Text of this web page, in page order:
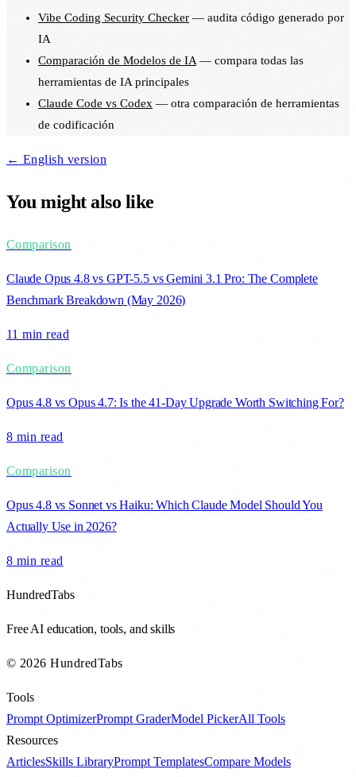
Vibe Coding Security Checker — audita código generado por
IA
Comparación de Modelos de IA— compara todas las
herramientas de IA principales
Claude Code vs Codex — otra comparación de herramientas
de codificación
← English version
You might also like
Comparison
Claude Opus 4.8 vs GPT-5.5 vs Gemini 3.1 Pro: The Complete
Benchmark Breakdown (May 2026)
11 min read
Comparison
Opus 4.8 vs Opus 4.7: Is the 41-Day Upgrade Worth Switching For?
8 min read
Comparison
Opus 4.8 vs Sonnet vs Haiku: Which Claude Model Should You
Actually Use in 2026?
8 min read
HundredTabs
Free AI education, tools, and skills
© 2026 HundredTabs
Tools
Prompt OptimizerPrompt GraderModel PickerAll Tools
Resources
ArticlesSkills LibraryPrompt TemplatesCompare Models